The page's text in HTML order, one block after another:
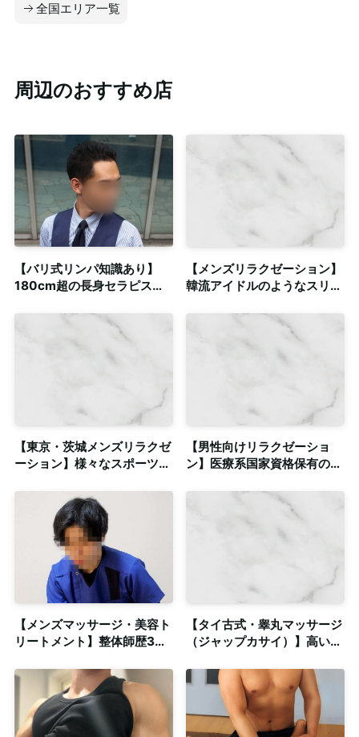
全国エリア一覧
周辺のおすすめ店
【バリ式リンパ知識あり】
180cm超の長身セラピスト
◎個室・出張
【メンズリラクゼーション】
韓流アイドルのようなスリム
のある個室も完備
【東京・茨城メンズリラクゼ
ーション】様々なスポーツで
の時間◎個室完備
【男性向けリラクゼーショ
ン】医療系国家資格保有のイ
施術◎清潔な個室完備
【メンズマッサージ・美容ト
リートメント】整体師歴3年
完備
【タイ古式・睾丸マッサージ
（ジャップカサイ）】高い専
室も完備